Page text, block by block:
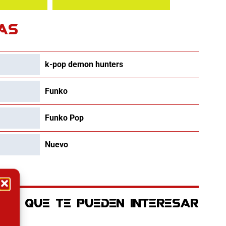
k-pop demon hunters
Funko
Funko Pop
Nuevo
QUE TE PUEDEN INTERESAR